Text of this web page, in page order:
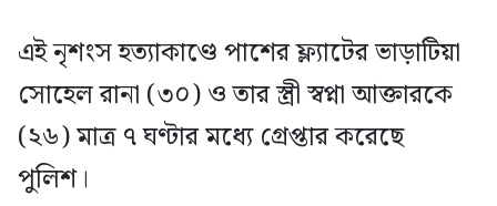
এই নৃশংস হত্যাকাণ্ডে পাশের ফ্ল্যাটের ভাড়াটিয়া
সোহেল রানা (৩০) ও তার স্ত্রী স্বপ্না আক্তারকে
(২৬) মাত্র ৭ ঘণ্টার মধ্যে গ্রেপ্তার করেছে
পুলিশ।